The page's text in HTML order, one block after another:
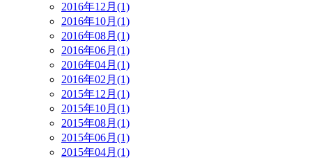
2016年12月(1)
2016年10月(1)
2016年08月(1)
2016年06月(1)
2016年04月(1)
2016年02月(1)
2015年12月(1)
2015年10月(1)
2015年08月(1)
2015年06月(1)
2015年04月(1)